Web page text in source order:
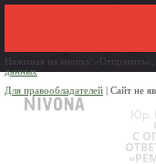
Нажимая на кнопку «Отправить»,
данных
Для правообладателей | Сайт не
Юр.
С